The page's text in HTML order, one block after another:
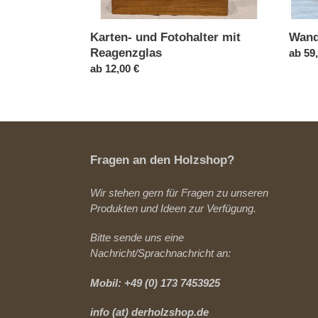
Karten- und Fotohalter mit
Reagenzglas
Normaler
ab 12,00 €
ab
Fragen an den Holzshop?
Wir stehen gern für Fragen zu unseren
Produkten und Ideen zur Verfügung.
Bitte sende uns eine
Nachricht/Sprachnachricht an:
Mobil: +49 (0) 173 7453925
info (at) derholzshop.de